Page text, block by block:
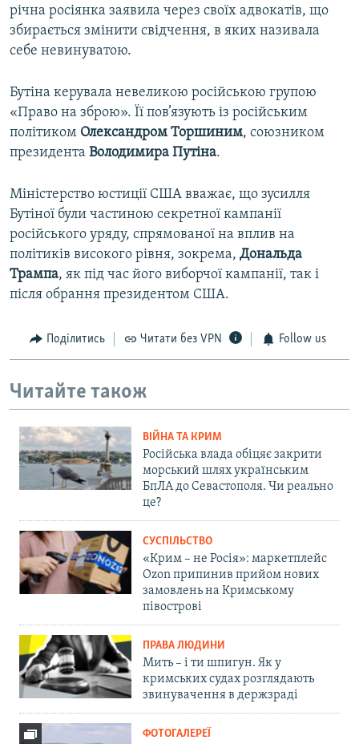
річна росіянка заявила через своїх адвокатів, що
збирається змінити свідчення, в яких називала
себе невинуватою.
Бутіна керувала невеликою російською групою
«Право на зброю». Її пов’язують із російським
політиком Олександром Торшиним, союзником
президента Володимира Путіна.
Міністерство юстиції США вважає, що зусилля
Бутіної були частиною секретної кампанії
російського уряду, спрямованої на вплив на
політиків високого рівня, зокрема, Дональда
Трампа, як під час його виборчої кампанії, так і
після обрання президентом США.
Поділитись Читати без VPN Follow us
Читайте також
ВІЙНА ТА КРИМ
Російська влада обіцяє закрити
морський шлях українським
БпЛА до Севастополя. Чи реально
це?
СУСПІЛЬСТВО
«Крим – не Росія»: маркетплейс
Ozon припинив прийом нових
замовлень на Кримському
півострові
ПРАВА ЛЮДИНИ
Мить – і ти шпигун. Як у
кримських судах розглядають
звинувачення в держзраді
ФОТОГАЛЕРЕЇ